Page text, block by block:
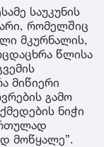
საუკუნის
რომელშიც
მკურნალის,
წლისა
მიწიერი
გამო
ნიჭი
მოწყალე”.